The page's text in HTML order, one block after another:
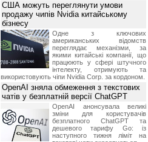
США можуть переглянути умови
продажу чипів Nvidia китайському
бізнесу
Одне з ключових
американських відомств
переглядає механізми, за
якими китайські компанії, що
працюють у сфері штучного
інтелекту, отримують та
використовують чіпи Nvidia Corp. за кордоном.
OpenAI зняла обмеження з текстових
чатів у безплатній версії ChatGPT
OpenAI анонсувала великі
зміни для користувачів
безплатного ChatGPT та
дешевого тарифу Go: із
наступного тижня ліміт на